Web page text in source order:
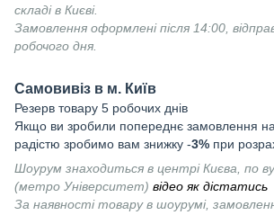
складі в Києві.
Замовлення оформлені після 14:00,
робочого дня.
Самовивіз в м. Київ
Резерв товару 5 робочих днів
Якщо ви зробили попереднє замовлення
радістю зробимо вам знижку -3% при
Шоурум знаходиться в центрі Києва, по
(метро Університет) відео як дістатись
За наявності товару в шоурумі,